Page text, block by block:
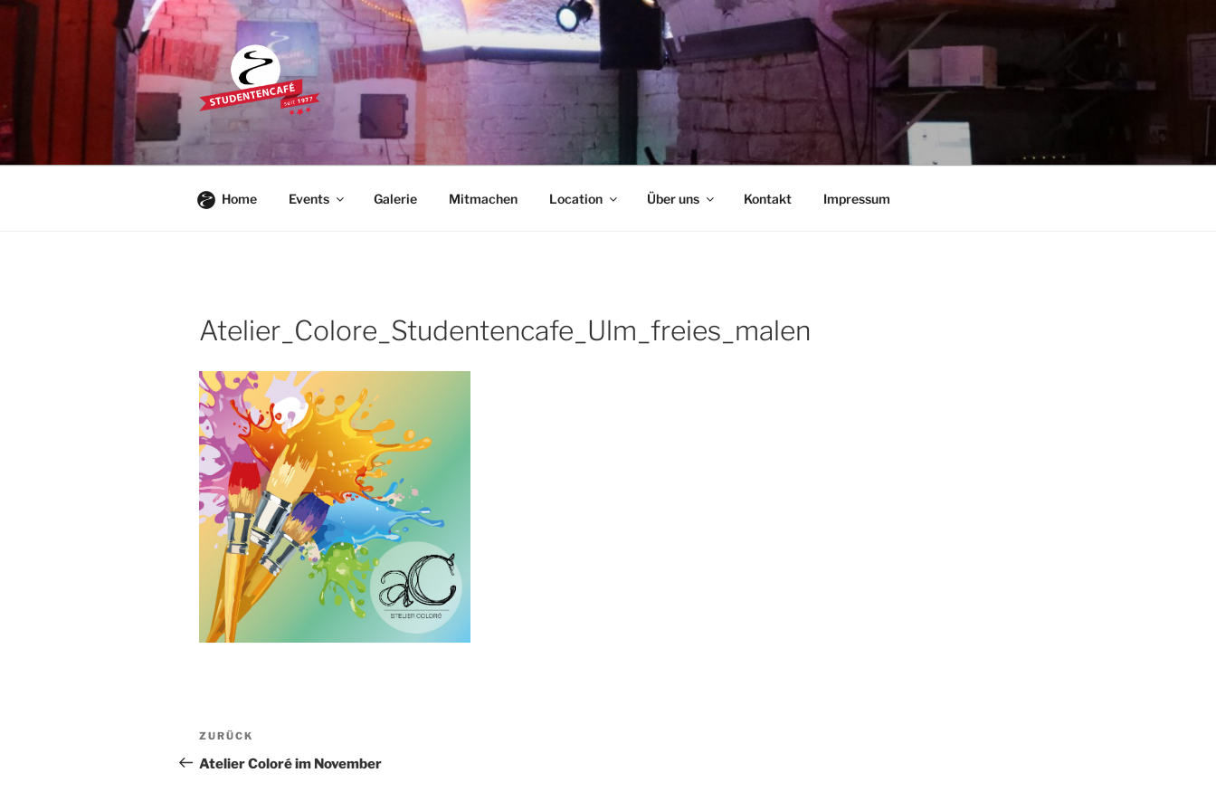
Zum
STUDENTENCAFÉ
Die Kultkneipe in Ulm seit 1977
Home Events Galerie Mitmachen Location Über uns Kontakt Impressum
Atelier_Colore_Studentencafe_Ulm_freies_malen
Beitragsnavigation
Vorheriger
Beitrag
ZURÜCK
Atelier Coloré im November